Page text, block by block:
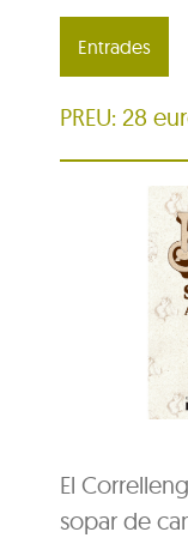
Entrades
PREU: 28
El
sopar de